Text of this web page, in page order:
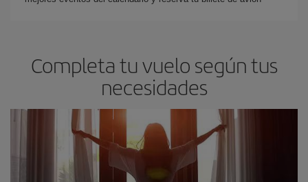
Completa tu vuelo según tus
necesidades